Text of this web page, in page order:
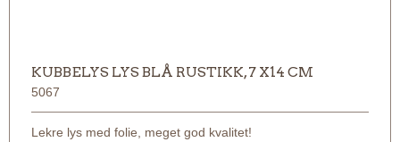
KUBBELYS LYS BLÅ RUSTIKK, 7 X14 CM
5067
Lekre lys med folie, meget god kvalitet!